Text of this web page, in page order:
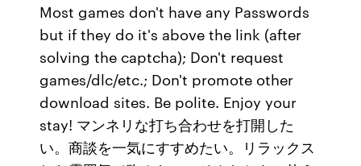
Most games don't have any Passwords
but if they do it's above the link (after
solving the captcha); Don't request
games/dlc/etc.; Don't promote other
download sites. Be polite. Enjoy your
stay! マンネリな打ち合わせを打開した
い。商談を一気にすすめたい。リラックス